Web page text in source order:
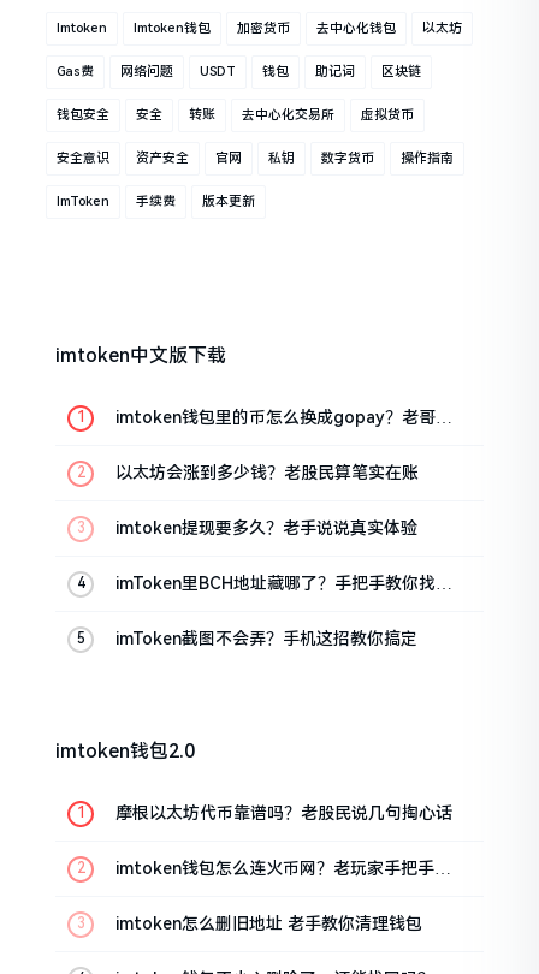
Imtoken Imtoken钱包 加密货币 去中心化钱包 以太坊
Gas费 网络问题 USDT 钱包 助记词 区块链
钱包安全 安全 转账 去中心化交易所 虚拟货币
安全意识 资产安全 官网 私钥 数字货币 操作指南
ImToken 手续费 版本更新
imtoken中文版下载
imtoken钱包里的币怎么换成gopay？老哥手
以太坊会涨到多少钱？老股民算笔实在账
imtoken提现要多久？老手说说真实体验
imToken里BCH地址藏哪了？手把手教你找对
imToken截图不会弄？手机这招教你搞定
imtoken钱包2.0
摩根以太坊代币靠谱吗？老股民说几句掏心话
imtoken钱包怎么连火币网？老玩家手把手教
imtoken怎么删旧地址 老手教你清理钱包